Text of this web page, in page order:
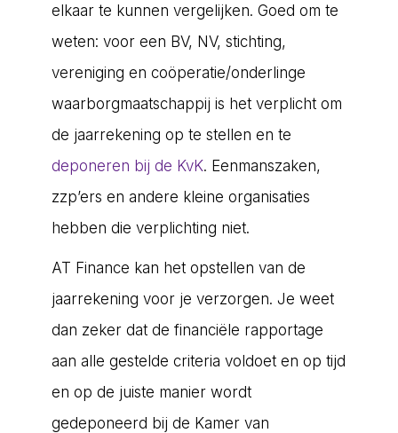
elkaar te kunnen vergelijken. Goed om te
weten: voor een BV, NV, stichting,
vereniging en coöperatie/onderlinge
waarborgmaatschappij is het verplicht om
de jaarrekening op te stellen en te
deponeren bij de KvK. Eenmanszaken,
zzp’ers en andere kleine organisaties
hebben die verplichting niet.
AT Finance kan het opstellen van de
jaarrekening voor je verzorgen. Je weet
dan zeker dat de financiële rapportage
aan alle gestelde criteria voldoet en op tijd
en op de juiste manier wordt
gedeponeerd bij de Kamer van